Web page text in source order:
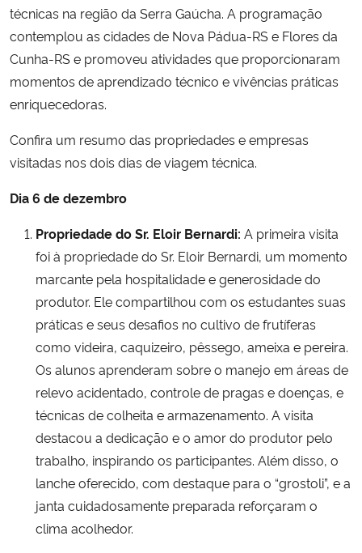
Advocacia-Geral da União
Banco Central do Brasil
Planalto
técnicas na região da Serra Gaúcha. A programação
contemplou as cidades de Nova Pádua-RS e Flores da
Cunha-RS e promoveu atividades que proporcionaram
momentos de aprendizado técnico e vivências práticas
enriquecedoras.
Confira um resumo das propriedades e empresas
visitadas nos dois dias de viagem técnica.
Dia 6 de dezembro
Propriedade do Sr. Eloir Bernardi: A primeira visita
foi à propriedade do Sr. Eloir Bernardi, um momento
marcante pela hospitalidade e generosidade do
produtor. Ele compartilhou com os estudantes suas
práticas e seus desafios no cultivo de frutíferas
como videira, caquizeiro, pêssego, ameixa e pereira.
Os alunos aprenderam sobre o manejo em áreas de
relevo acidentado, controle de pragas e doenças, e
técnicas de colheita e armazenamento. A visita
destacou a dedicação e o amor do produtor pelo
trabalho, inspirando os participantes. Além disso, o
lanche oferecido, com destaque para o “grostoli”, e a
janta cuidadosamente preparada reforçaram o
clima acolhedor.